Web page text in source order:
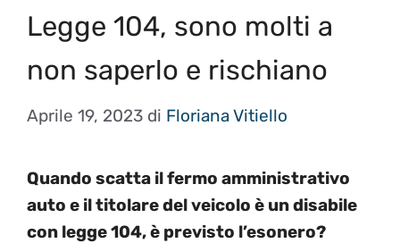
Legge 104, sono molti a
non saperlo e rischiano
Aprile 19, 2023 di Floriana Vitiello
Quando scatta il fermo amministrativo
auto e il titolare del veicolo è un disabile
con legge 104, è previsto l’esonero?